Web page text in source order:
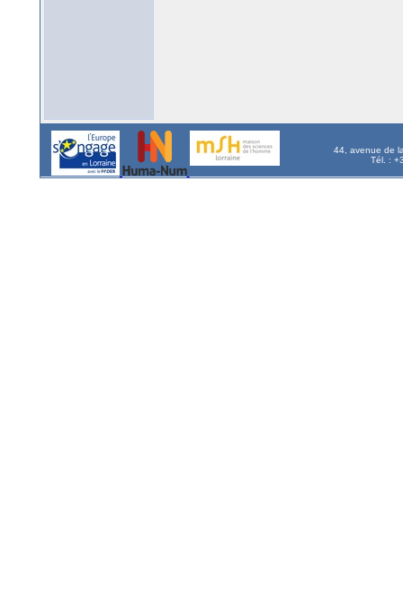
44, avenue de
Tél. :